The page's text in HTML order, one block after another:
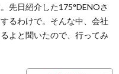
先日紹介した175°DENOさ
るわけで。そんな中、会社
よと聞いたので、行ってみ